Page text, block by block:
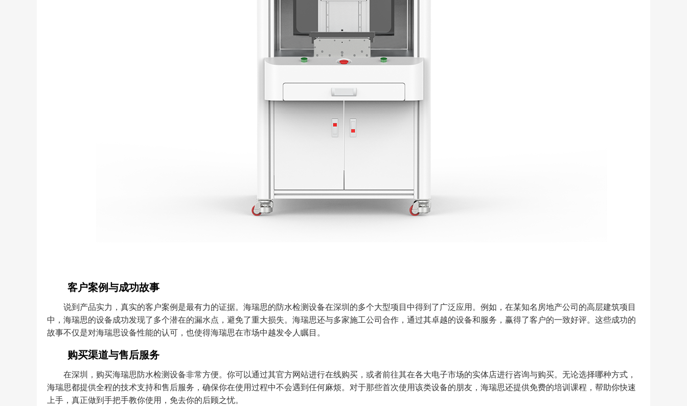
客户案例与成功故事
说到产品实力，真实的客户案例是最有力的证据。海瑞思的防水检测设备在深圳的多个大型项目中得到了广泛应用。例如，在某知名房地产公司的高层建筑项目
中，海瑞思的设备成功发现了多个潜在的漏水点，避免了重大损失。海瑞思还与多家施工公司合作，通过其卓越的设备和服务，赢得了客户的一致好评。这些成功的
故事不仅是对海瑞思设备性能的认可，也使得海瑞思在市场中越发令人瞩目。
购买渠道与售后服务
在深圳，购买海瑞思防水检测设备非常方便。你可以通过其官方网站进行在线购买，或者前往其在各大电子市场的实体店进行咨询与购买。无论选择哪种方式，
海瑞思都提供全程的技术支持和售后服务，确保你在使用过程中不会遇到任何麻烦。对于那些首次使用该类设备的朋友，海瑞思还提供免费的培训课程，帮助你快速
上手，真正做到手把手教你使用，免去你的后顾之忧。